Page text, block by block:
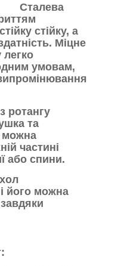
стійку, а
Міцне
легко
умовам,
ротангу
та
можна
частині
або спини.
його можна